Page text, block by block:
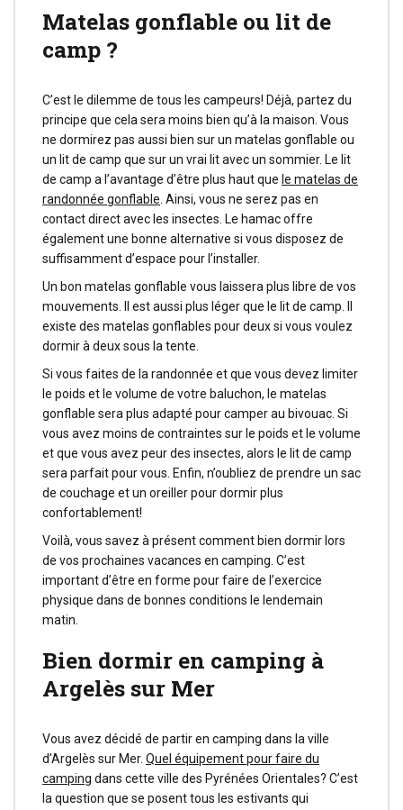
Matelas gonflable ou lit de
camp ?
C’est le dilemme de tous les campeurs! Déjà, partez du
principe que cela sera moins bien qu’à la maison. Vous
ne dormirez pas aussi bien sur un matelas gonflable ou
un lit de camp que sur un vrai lit avec un sommier. Le lit
de camp a l’avantage d’être plus haut que le matelas de
randonnée gonflable. Ainsi, vous ne serez pas en
contact direct avec les insectes. Le hamac offre
également une bonne alternative si vous disposez de
suffisamment d’espace pour l’installer.
Un bon matelas gonflable vous laissera plus libre de vos
mouvements. Il est aussi plus léger que le lit de camp. Il
existe des matelas gonflables pour deux si vous voulez
dormir à deux sous la tente.
Si vous faites de la randonnée et que vous devez limiter
le poids et le volume de votre baluchon, le matelas
gonflable sera plus adapté pour camper au bivouac. Si
vous avez moins de contraintes sur le poids et le volume
et que vous avez peur des insectes, alors le lit de camp
sera parfait pour vous. Enfin, n’oubliez de prendre un sac
de couchage et un oreiller pour dormir plus
confortablement!
Voilà, vous savez à présent comment bien dormir lors
de vos prochaines vacances en camping. C’est
important d’être en forme pour faire de l’exercice
physique dans de bonnes conditions le lendemain
matin.
Bien dormir en camping à
Argelès sur Mer
Vous avez décidé de partir en camping dans la ville
d’Argelès sur Mer. Quel équipement pour faire du
camping dans cette ville des Pyrénées Orientales? C’est
la question que se posent tous les estivants qui